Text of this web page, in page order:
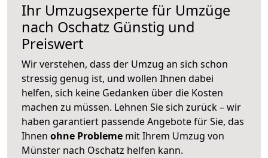
Ihr Umzugsexperte für Umzüge
nach Oschatz Günstig und
Preiswert
Wir verstehen, dass der Umzug an sich schon
stressig genug ist, und wollen Ihnen dabei
helfen, sich keine Gedanken über die Kosten
machen zu müssen. Lehnen Sie sich zurück – wir
haben garantiert passende Angebote für Sie, das
Ihnen ohne Probleme mit Ihrem Umzug von
Münster nach Oschatz helfen kann.